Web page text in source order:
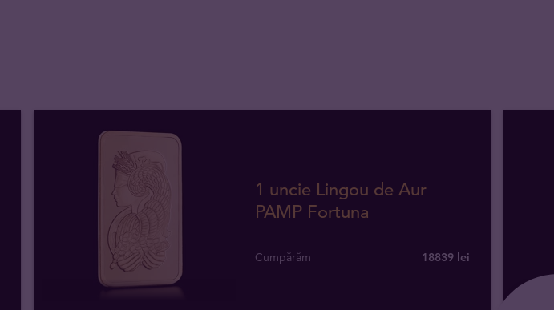
1 uncie Lingou de Aur
PAMP Fortuna
Cumpărăm 18839 lei